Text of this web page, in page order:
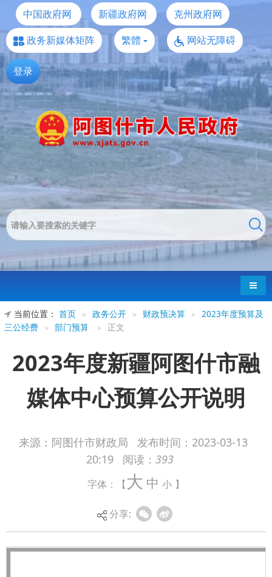
中国政府网 新疆政府网
克州政府网
政务新媒体矩阵
繁體 网站无障碍
登录
导航
当前位置： 首页 » 政务公开 » 财政预决算 »
2023年度预算及
三公经费 » 部门预算 » 正文
2023年度新疆阿图什市融
媒体中心预算公开说明
来源：阿图什市财政局 发布时间： 2023-03-13
20:19
阅读： 393
字体：【大 中 小 】
分享: